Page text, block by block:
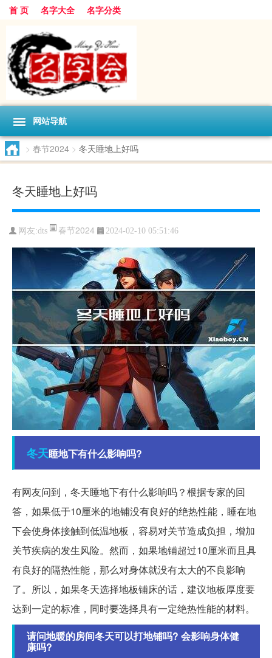
首 页 名字大全 名字分类
网站导航
> 春节2024 > 冬天睡地上好吗
冬天睡地上好吗
网友:dts 春节2024 2024-02-10 05:51:46
冬天睡地下有什么影响吗?
有网友问到，冬天睡地下有什么影响吗？根据专家的回
答，如果低于10厘米的地铺没有良好的绝热性能，睡在地
下会使身体接触到低温地板，容易对关节造成负担，增加
关节疾病的发生风险。然而，如果地铺超过10厘米而且具
有良好的隔热性能，那么对身体就没有太大的不良影响
了。所以，如果冬天选择地板铺床的话，建议地板厚度要
达到一定的标准，同时要选择具有一定绝热性能的材料。
请问地暖的房间冬天可以打地铺吗? 会影响身体健
康吗?